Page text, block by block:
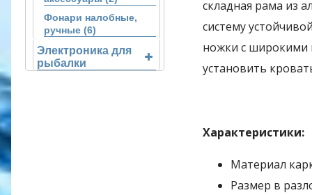
Фонари налобные,
ручные (6)
Электроника для
рыбалки
складная рама из
систему
ножки с широкими
установить
Характеристики:
Материал
Размер в